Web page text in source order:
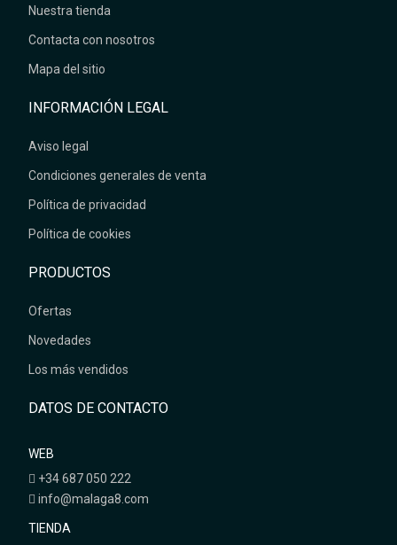
Nuestra tienda
Contacta con nosotros
Mapa del sitio
INFORMACIÓN LEGAL
Aviso legal
Condiciones generales de venta
Política de privacidad
Política de cookies
PRODUCTOS
Ofertas
Novedades
Los más vendidos
DATOS DE CONTACTO
WEB
+34 687 050 222
info@malaga8.com
TIENDA